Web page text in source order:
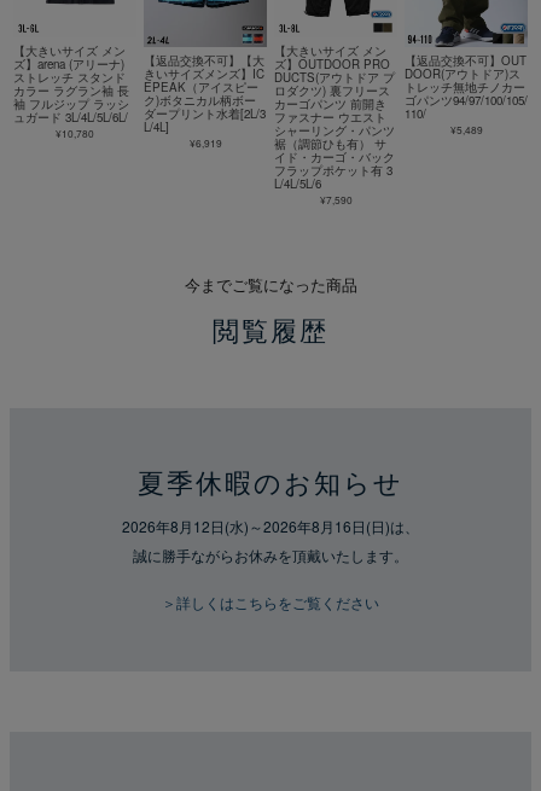
【大きいサイズ メン
ズ】arena (アリーナ)
ストレッチ スタンド
カラー ラグラン袖 長
袖 フルジップ ラッシ
ュガード 3L/4L/5L/6L/
¥10,780
【返品交換不可】【大
きいサイズメンズ】IC
EPEAK（アイスピー
ク)ボタニカル柄ボー
ダープリント水着[2L/3
L/4L]
¥6,919
【大きいサイズ メン
ズ】OUTDOOR PRO
DUCTS(アウトドア プ
ロダクツ) 裏フリース
カーゴパンツ 前開き
ファスナー ウエスト
シャーリング・パンツ
裾（調節ひも有） サ
イド・カーゴ・バック
フラップポケット有 3
L/4L/5L/6
¥7,590
【返品交換不可】OUT
DOOR(アウトドア)ス
トレッチ無地チノカー
ゴパンツ94/97/100/105/
110/
¥5,489
今までご覧になった商品
閲覧履歴
夏季休暇のお知らせ
2026年8月12日(水)～2026年8月16日(日)は、
誠に勝手ながらお休みを頂戴いたします。
＞詳しくはこちらをご覧ください